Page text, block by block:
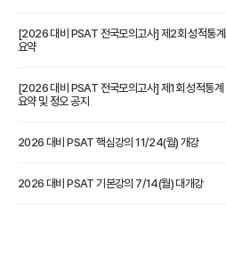
[2026 대비 PSAT 전국모의고사] 제2회 성적통계
요약
[2026 대비 PSAT 전국모의고사] 제1회 성적통계
요약 및 정오 공지
2026 대비 PSAT 핵심강의 11/24(월) 개강
2026 대비 PSAT 기본강의 7/14(월) 대개강